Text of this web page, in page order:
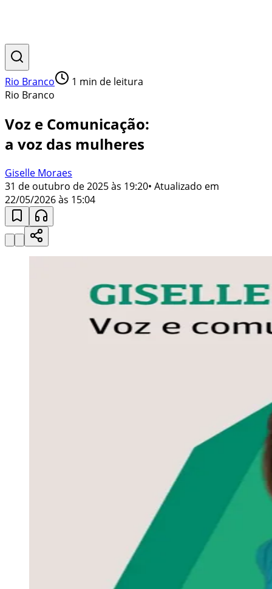
Rio Branco 1 min de leitura
Rio Branco
Voz e Comunicação:
a voz das mulheres
Giselle Moraes
31 de outubro de 2025 às 19:20• Atualizado em
22/05/2026 às 15:04